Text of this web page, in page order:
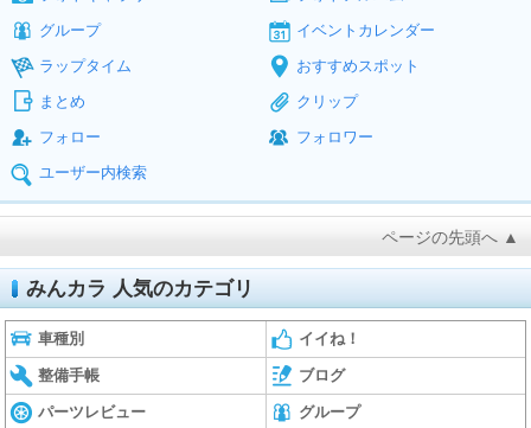
グループ
イベントカレンダー
ラップタイム
おすすめスポット
まとめ
クリップ
フォロー
フォロワー
ユーザー内検索
ページの先頭へ ▲
みんカラ 人気のカテゴリ
車種別 イイね！
整備手帳 ブログ
パーツレビュー グループ